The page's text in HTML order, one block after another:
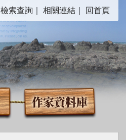
檢索查詢 相關連結 回首頁
作家資料庫